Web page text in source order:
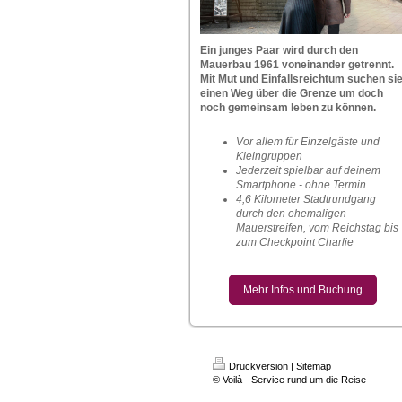
Ein junges Paar wird durch den
Mauerbau 1961 voneinander getrennt.
Mit Mut und Einfallsreichtum suchen sie
einen Weg über die Grenze um doch
noch gemeinsam leben zu können.
Vor allem für Einzelgäste und
Kleingruppen
Jederzeit spielbar auf deinem
Smartphone - ohne Termin
4,6 Kilometer Stadtrundgang
durch den ehemaligen
Mauerstreifen, vom Reichstag bis
zum Checkpoint Charlie
Mehr Infos und Buchung
Druckversion | Sitemap
© Voilà - Service rund um die Reise